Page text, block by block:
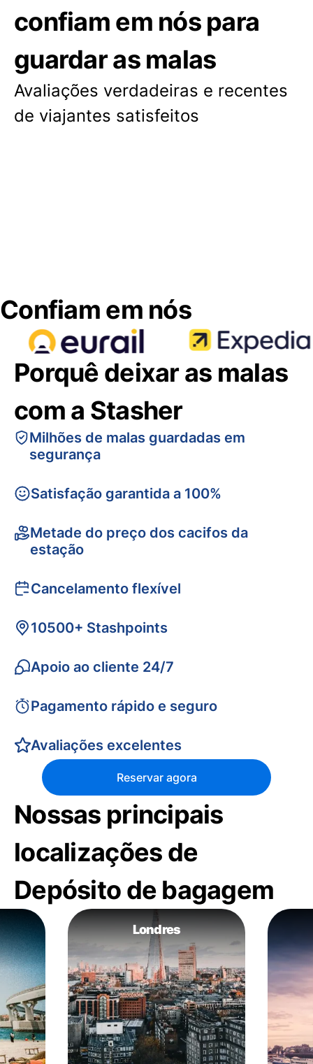
confiam em nós para
guardar as malas
Avaliações verdadeiras e recentes
de viajantes satisfeitos
Confiam em nós
Porquê deixar as malas
com a Stasher
Milhões de malas guardadas em
segurança
Satisfação garantida a 100%
Metade do preço dos cacifos da
estação
Cancelamento flexível
10500+ Stashpoints
Apoio ao cliente 24/7
Pagamento rápido e seguro
Avaliações excelentes
Reservar agora
Nossas principais
localizações de
Depósito de bagagem
Londres